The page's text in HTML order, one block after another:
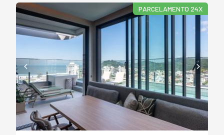
PARCELAMENTO 24X